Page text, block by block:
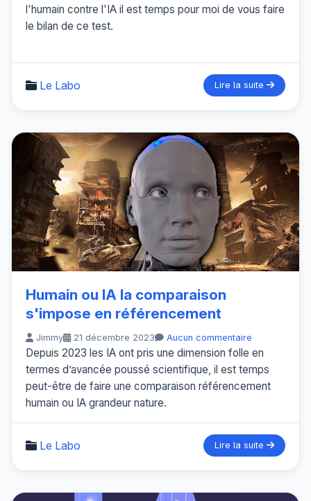
l'humain contre l'IA il est temps pour moi de vous faire
le bilan de ce test.
Le Labo Lire la suite
Humain ou IA la comparaison
s'impose en référencement
Jimmy 21 décembre 2023 Aucun commentaire
Depuis 2023 les IA ont pris une dimension folle en
termes d’avancée poussé scientifique, il est temps
peut-être de faire une comparaison référencement
humain ou IA grandeur nature.
Le Labo Lire la suite